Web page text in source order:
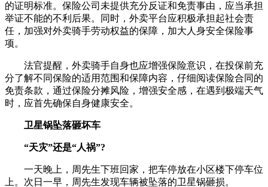
的证明标准。保险公司未提供充分反证和免责事由，应当承担
举证不能的不利后果。同时，外卖平台应积极承担起社会责
任，加强对外卖骑手劳动权益的保障，加大人身安全保险事
项。
法官提醒，外卖骑手自身也应增强保险意识，在投保前充
分了解不同保险的适用范围和保障内容，仔细阅读保险合同的
免责条款，通过保险分摊风险，增强安全感，在遇到极端天气
时，应首先确保自身健康安全。
卫星锅坠落砸坏车
“天灾”还是“人祸”?
一天晚上，周先生下班回家，把车停放在小区楼下停车位
上。次日一早，周先生发现车辆被坠落的卫星锅砸损。